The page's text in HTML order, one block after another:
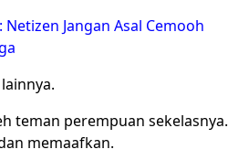
Jangan Asal Cemooh
teman perempuan sekelasnya.
memaafkan.